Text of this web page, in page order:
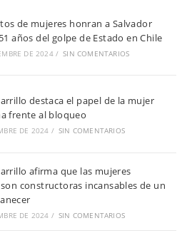
de mujeres honran a Salvador
años del golpe de Estado en Chile
DE 2024 / SIN COMENTARIOS
destaca el papel de la mujer
frente al bloqueo
DE 2024 / SIN COMENTARIOS
afirma que las mujeres
constructoras incansables de un
DE 2024 / SIN COMENTARIOS